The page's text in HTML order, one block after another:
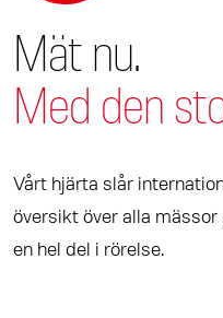
Mät nu.
Med den
Vårt hjärta slår
översikt över alla
en hel del i rörelse.